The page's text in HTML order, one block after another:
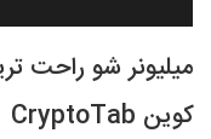
میلیونر شو راحت
کوین CryptoTab